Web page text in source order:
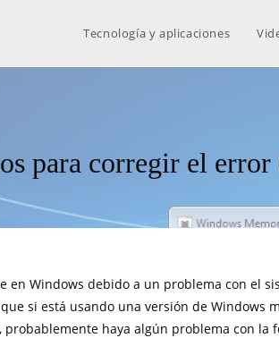
Tecnología y aplicaciones
para corregir el
en Windows debido a un problema con el
si está usando una versión de Windows
probablemente haya algún problema con